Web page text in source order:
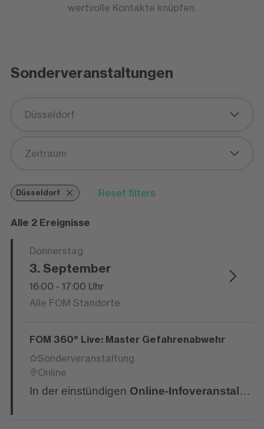
wertvolle Kontakte knüpfen.
Sonderveranstaltungen
Düsseldorf
Zeitraum
Düsseldorf Reset filters
Alle 2 Ereignisse
Donnerstag
3. September
16:00 - 17:00 Uhr
Alle FOM Standorte
FOM 360° Live: Master Gefahrenabwehr
Sonderveranstaltung
Online
In der einstündigen Online-Infoveranstaltung